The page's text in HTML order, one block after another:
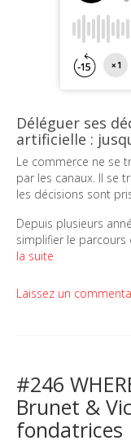
Déléguer ses
artificielle :
Le commerce ne se
par les canaux. Il se
les décisions sont
Depuis plusieurs
simplifier le parcours
la suite
Laissez un
#246
Brunet &
fondatrices